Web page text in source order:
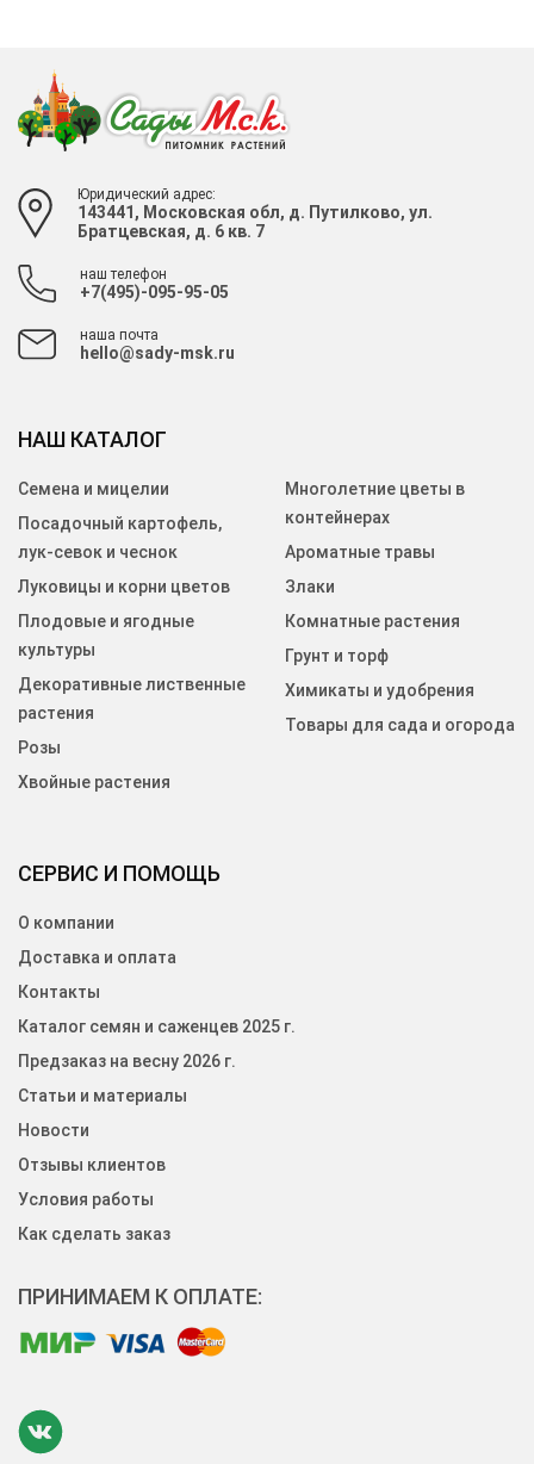
Юридический адрес:
143441, Московская обл, д. Путилково, ул.
Братцевская, д. 6 кв. 7
наш телефон
+7(495)-095-95-05
наша почта
hello@sady-msk.ru
СЕРВИС И ПОМОЩЬ
О компании
Доставка и оплата
Контакты
Каталог семян и саженцев 2025 г.
Предзаказ на весну 2026 г.
Статьи и материалы
Новости
Отзывы клиентов
Условия работы
Как сделать заказ
НАШ КАТАЛОГ
Семена и мицелии
Посадочный картофель,
лук-севок и чеснок
Луковицы и корни цветов
Плодовые и ягодные
культуры
Декоративные лиственные
растения
Розы
Хвойные растения
Многолетние цветы в
контейнерах
Ароматные травы
Злаки
Комнатные растения
Грунт и торф
Химикаты и удобрения
Товары для сада и огорода
ПРИНИМАЕМ К ОПЛАТЕ: